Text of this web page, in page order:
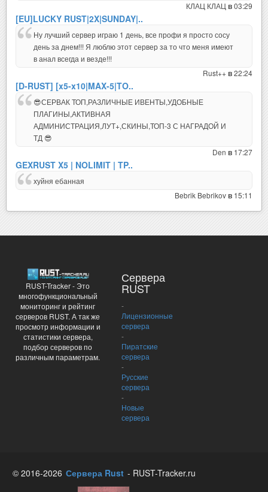
КЛАЦ КЛАЦ в03:29
[EU]LUCKY RUST|2X|SUNDAY|..
Ну лучший сервер играю 1 день, все профи я просто сосу
день за днем!!! Я люблю этот сервер за то что меня имеют
в анал всегда и везде!!!
Rust++ в22:24
[D-RUST] [x5-x10|MAX-5|TO..
😎СЕРВАК ТОП,РАЗЛИЧНЫЕ ИВЕНТЫ,УДОБНЫЕ
ПЛАГИНЫ,АКТИВНАЯ
АДМИНИСТРАЦИЯ,ЛУТ+,СКИНЫ,ТОП-3 С НАГРАДОЙ И
ТД 😎
Den в 17:27
GEXRUST X5 | NOLIMIT | TP..
хуйня ебанная
Bebrik Bebrikovв 15:11
RUST-Tracker - Это
многофункциональный
мониторинг и рейтинг
серверов RUST. А так же
просмотр информации и
статистики сервера,
подбор серверов по
различным параметрам.
Сервера
RUST
-
Лицензионные
сервера
-
Пиратские
сервера
-
Русские
сервера
-
Новые
сервера
© 2016-2026 Сервера Rust - RUST-Tracker.ru